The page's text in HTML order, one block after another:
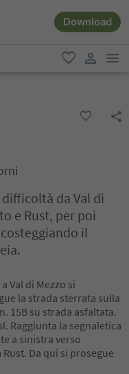
Download
favoriti
da Val di
e Rust, per poi
il
Val di Mezzo si
la strada sterrata sulla
15B su strada asfaltata.
Raggiunta la segnaletica
a sinistra verso
Da qui si prosegue